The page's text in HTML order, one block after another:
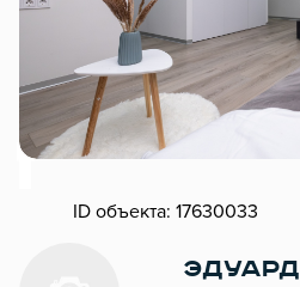
ID объекта: 17630033
Эдуард